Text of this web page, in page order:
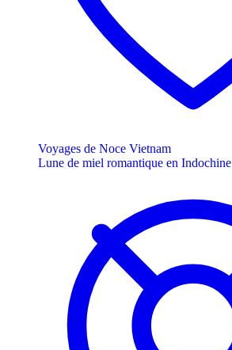
Voyages de Noce Vietnam
Lune de miel romantique en Indochine